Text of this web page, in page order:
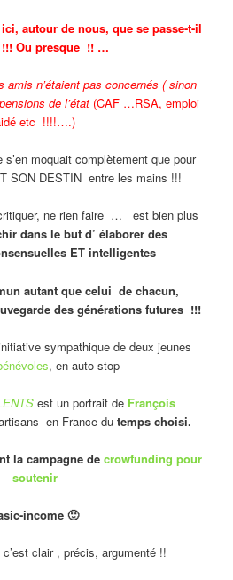
autour de nous, que se passe-t-il
!!! Ou presque !! …
amis n’étaient pas concernés ( sinon
de l’état (CAF …RSA, emploi
etc !!!!….)
moquait complètement que pour
SON DESTIN entre les mains !!!
ne rien faire … est bien plus
dans le but d’ élaborer des
ET intelligentes
autant que celui de chacun,
des générations futures !!!
sympathique de deux jeunes
, en auto-stop
est un portrait de François
en France du temps choisi.
la campagne de crowfunding pour
soutenir
income 🙂
clair , précis, argumenté !!